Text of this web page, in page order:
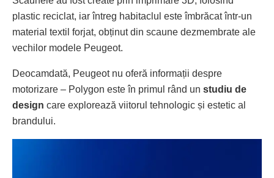
plastic reciclat, iar întreg habitaclul este îmbrăcat într-un
material textil forjat, obținut din scaune dezmembrate ale
vechilor modele Peugeot.
Deocamdată, Peugeot nu oferă informații despre
motorizare – Polygon este în primul rând un studiu de
design care explorează viitorul tehnologic și estetic al
brandului.